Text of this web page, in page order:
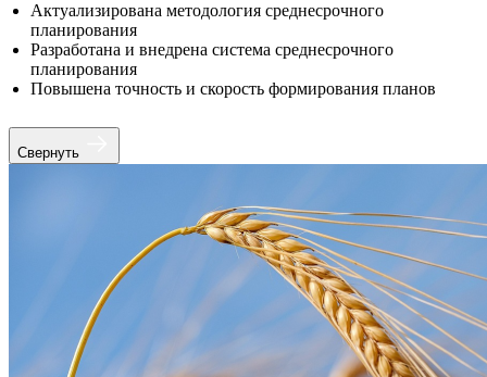
Актуализирована методология среднесрочного
планирования
Разработана и внедрена система среднесрочного
планирования
Повышена точность и скорость формирования планов
Свернуть